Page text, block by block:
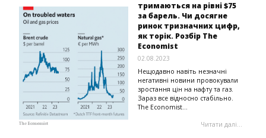
тримаються на рівні $75
за барель. Чи досягне
ринок тризначних цифр,
як торік. Розбір The
Economist
02.08.2023
Нещодавно навіть незначні
негативні новини провокували
зростання цін на нафту та газ.
Зараз все відносно стабільно.
The Economist...
Читати далі...